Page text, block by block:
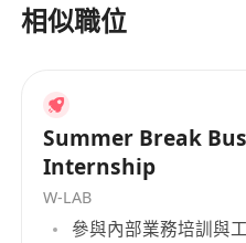
Degree holder in
Good command of
English, Cantonese
Proficient in MS
word processing
相似職位
Summer Break
Internship
W-LAB
參與內部業務培訓與